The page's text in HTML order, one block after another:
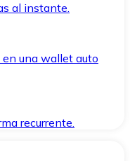
al instante.
una wallet auto
recurrente.